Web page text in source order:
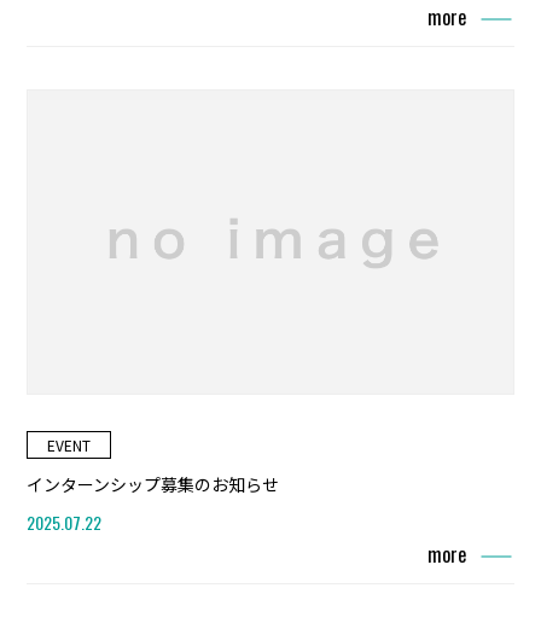
more
EVENT
インターンシップ募集のお知らせ
2025.07.22
more